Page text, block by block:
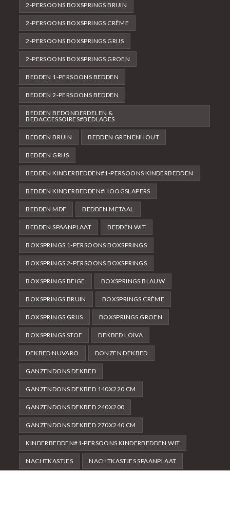
2-PERSOONS BOXSPRINGS BRUIN
2-PERSOONS BOXSPRINGS CRÈME
2-PERSOONS BOXSPRINGS GRIJS
2-PERSOONS BOXSPRINGS GROEN
BEDDEN 1-PERSOONS BEDDEN
BEDDEN 2-PERSOONS BEDDEN
BEDDEN BEDONDERDELEN &
BEDACCESSOIRES#BEDLADES
BEDDEN BRUIN BEDDEN GRENENHOUT
BEDDEN GRIJS
BEDDEN KINDERBEDDEN#1-PERSOONS KINDERBEDDEN
BEDDEN KINDERBEDDEN#HOOGSLAPERS
BEDDEN MDF BEDDEN METAAL
BEDDEN SPAANPLAAT BEDDEN WIT
BOXSPRINGS 1-PERSOONS BOXSPRINGS
BOXSPRINGS 2-PERSOONS BOXSPRINGS
BOXSPRINGS BEIGE BOXSPRINGS BLAUW
BOXSPRINGS BRUIN BOXSPRINGS CRÈME
BOXSPRINGS GRIJS BOXSPRINGS GROEN
BOXSPRINGS STOF DEKBED LOIVA
DEKBED NUVARO DONZEN DEKBED
GANZENDONS DEKBED
GANZENDONS DEKBED 140X220 CM
GANZENDONS DEKBED 240X200
GANZENDONS DEKBED 270X240 CM
KINDERBEDDEN#1-PERSOONS KINDERBEDDEN WIT
NACHTKASTJES NACHTKASTJES SPAANPLAAT